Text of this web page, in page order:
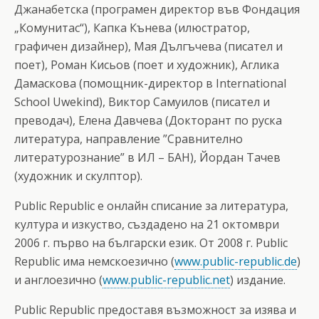
Джанабетска (програмен директор във Фондация
„Комунитас“), Капка Кънева (илюстратор,
графичен дизайнер), Мая Дългъчева (писател и
поет), Роман Кисьов (поет и художник), Аглика
Дамаскова (помощник-директор в International
School Uwekind), Виктор Самуилов (писател и
преводач), Елена Давчева (Докторант по руска
литература, направление ”Сравнително
литературознание” в ИЛ – БАН), Йордан Тачев
(художник и скулптор).
Public Republic e онлайн списание за литература,
култура и изкуство, създадено на 21 октомври
2006 г. първо на български език. От 2008 г. Public
Republic има немскоезично (www.public-republic.de)
и англоезично (www.public-republic.net) издание.
Public Republic предоставя възможност за изява и